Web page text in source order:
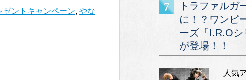
ゼントキャンペーン, やな
トラファルガ
に！？ワンピ
ーズ「I.R.O
が登場！！
人気